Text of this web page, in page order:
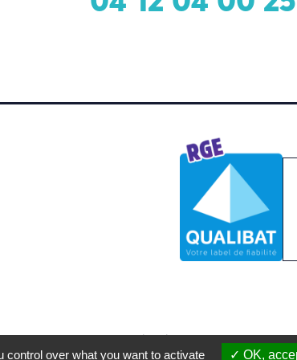
Mentions légales- ©Starteo2026
over what you want to activate
OK,